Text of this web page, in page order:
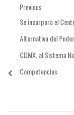
Navegación
entradas
Previous
Previous
post:
Se incorpora el
Alternativa del
CDMX, al Sistema
Competencias